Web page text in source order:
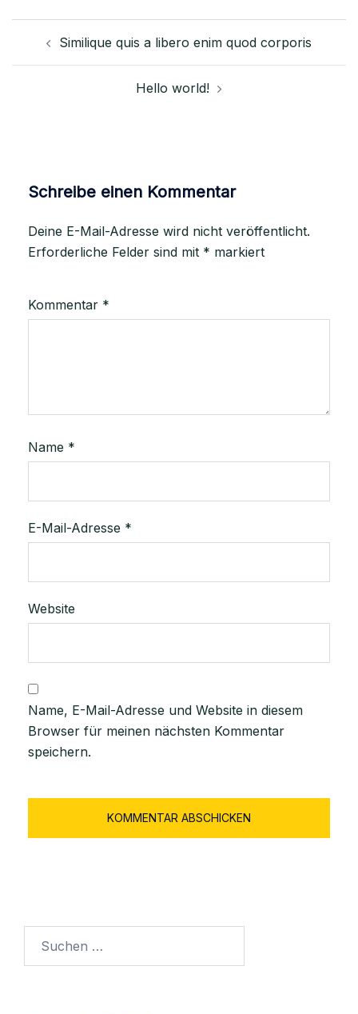
Similique quis a libero enim quod corporis
Hello world!
Schreibe einen Kommentar
Deine E-Mail-Adresse wird nicht veröffentlicht.
Erforderliche Felder sind mit * markiert
Kommentar *
Name *
E-Mail-Adresse *
Website
Name, E-Mail-Adresse und Website in diesem
Browser für meinen nächsten Kommentar
speichern.